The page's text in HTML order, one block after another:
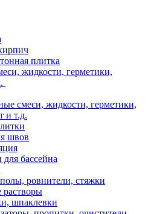
плитка
жидкости, герметики,
смеси, жидкости, герметики,
и т.д.
швов
бассейна
ровнители, стяжки
шпаклевки